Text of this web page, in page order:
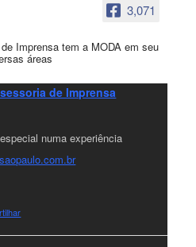
3,071
Imprensa tem a MODA em seu
áreas
de Imprensa
numa experiência